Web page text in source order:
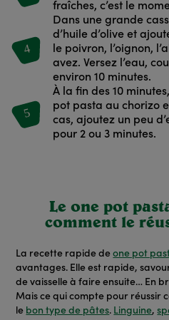
fraîches, c’est le
4
Dans une grande
d’huile d’olive et
le poivron, l’oignon,
avez. Versez l’eau,
environ 10 minutes.
5
À la fin des 10
pot pasta au chorizo
cas, ajoutez un peu
pour 2 ou 3 minutes.
Le one pot
comment le
La recette rapide deone pot
avantages. Elle est rapide,
de vaisselle à faire ensuite… En
Mais ce qui compte pour réussir
le bon type de pâtes. Linguine,